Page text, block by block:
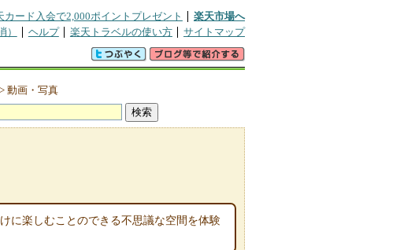
カード入会で2,000ポイントプレゼント
楽天市場へ
ヘルプ 楽天トラベルの使い方 サイトマップ
> 動画・写真
に楽しむことのできる不思議な空間を体験